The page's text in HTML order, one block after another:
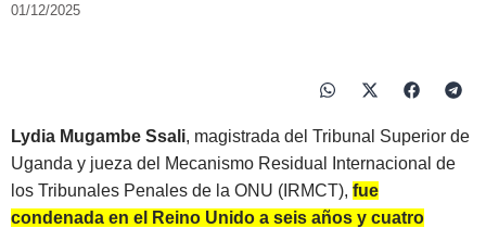
01/12/2025
Lydia Mugambe Ssali, magistrada del Tribunal Superior de
Uganda y jueza del Mecanismo Residual Internacional de
los Tribunales Penales de la ONU (IRMCT), fue
condenada en el Reino Unido a seis años y cuatro